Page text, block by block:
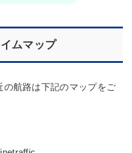
ムマップ
の航路は下記のマップをご